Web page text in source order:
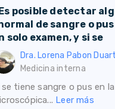
posible detectar
de sangre o
solo examen, y si se
Dra. Lorena Pabon
Medicina interna
se tiene sangre o pus en
Leer más